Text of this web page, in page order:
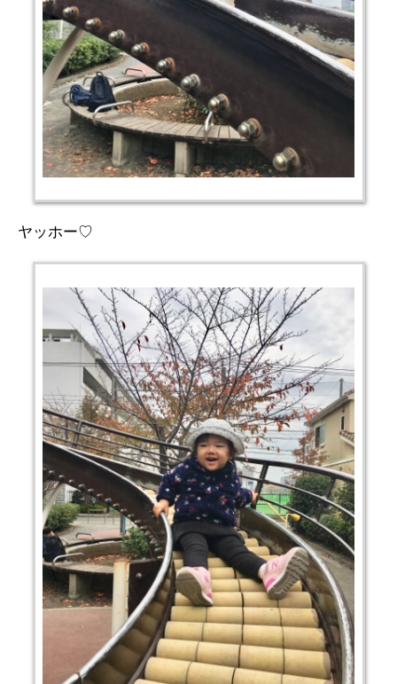
ヤッホー♡